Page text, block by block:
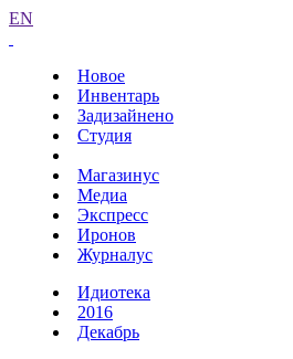
EN
Новое
Инвентарь
Задизайнено
Студия
Магазинус
Медиа
Экспресс
Иронов
Журналус
Идиотека
2016
Декабрь